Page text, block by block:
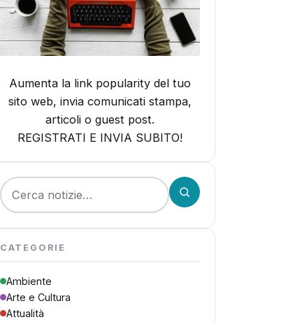
Aumenta la link popularity del tuo
sito web, invia comunicati stampa,
articoli o guest post.
REGISTRATI E INVIA SUBITO!
Cerca:
CATEGORIE
Ambiente
Arte e Cultura
Attualità